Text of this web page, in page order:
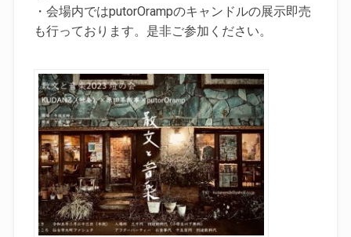
・会場内ではputorOrampのキャンドルの展示即売
も行っております。是非ご参加ください。